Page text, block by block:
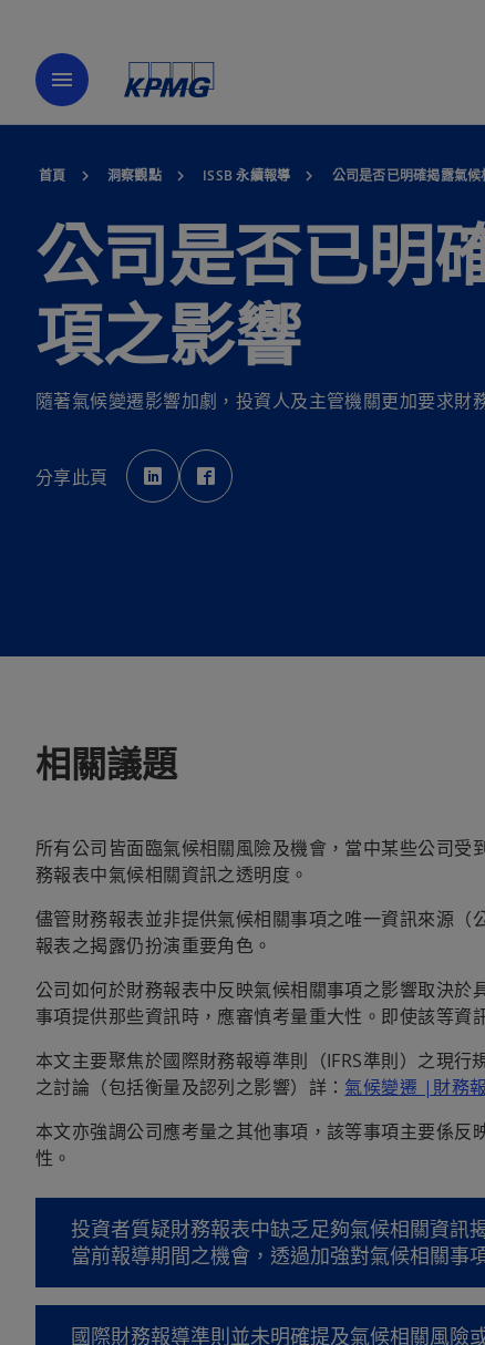
menu
首頁 洞察觀點 ISSB 永續報導 公司是否已明確揭露氣
公司是否已明
項之影響
隨著氣候變遷影響加劇，投資人及主管機關更加要求財
分享此頁
在
新
標
籤
新
標
相關議題
所有公司皆面臨氣候相關風險及機會，當中某些公司
務報表中氣候相關資訊之透明度。
儘管財務報表並非提供氣候相關事項之唯一資訊來源
報表之揭露仍扮演重要角色。
公司如何於財務報表中反映氣候相關事項之影響取決
事項提供那些資訊時，應審慎考量重大性。即使該等資
本文主要聚焦於國際財務報導準則（IFRS準則）之現
之討論（包括衡量及認列之影響）詳： 氣候變遷 |財務
本文亦強調公司應考量之其他事項，該等事項主要係
性。
投資者質疑財務報表中缺乏足夠氣候相關資訊
當前報導期間之機會，透過加強對氣候相關事
國際財務報導準則並未明確提及氣候相關風險